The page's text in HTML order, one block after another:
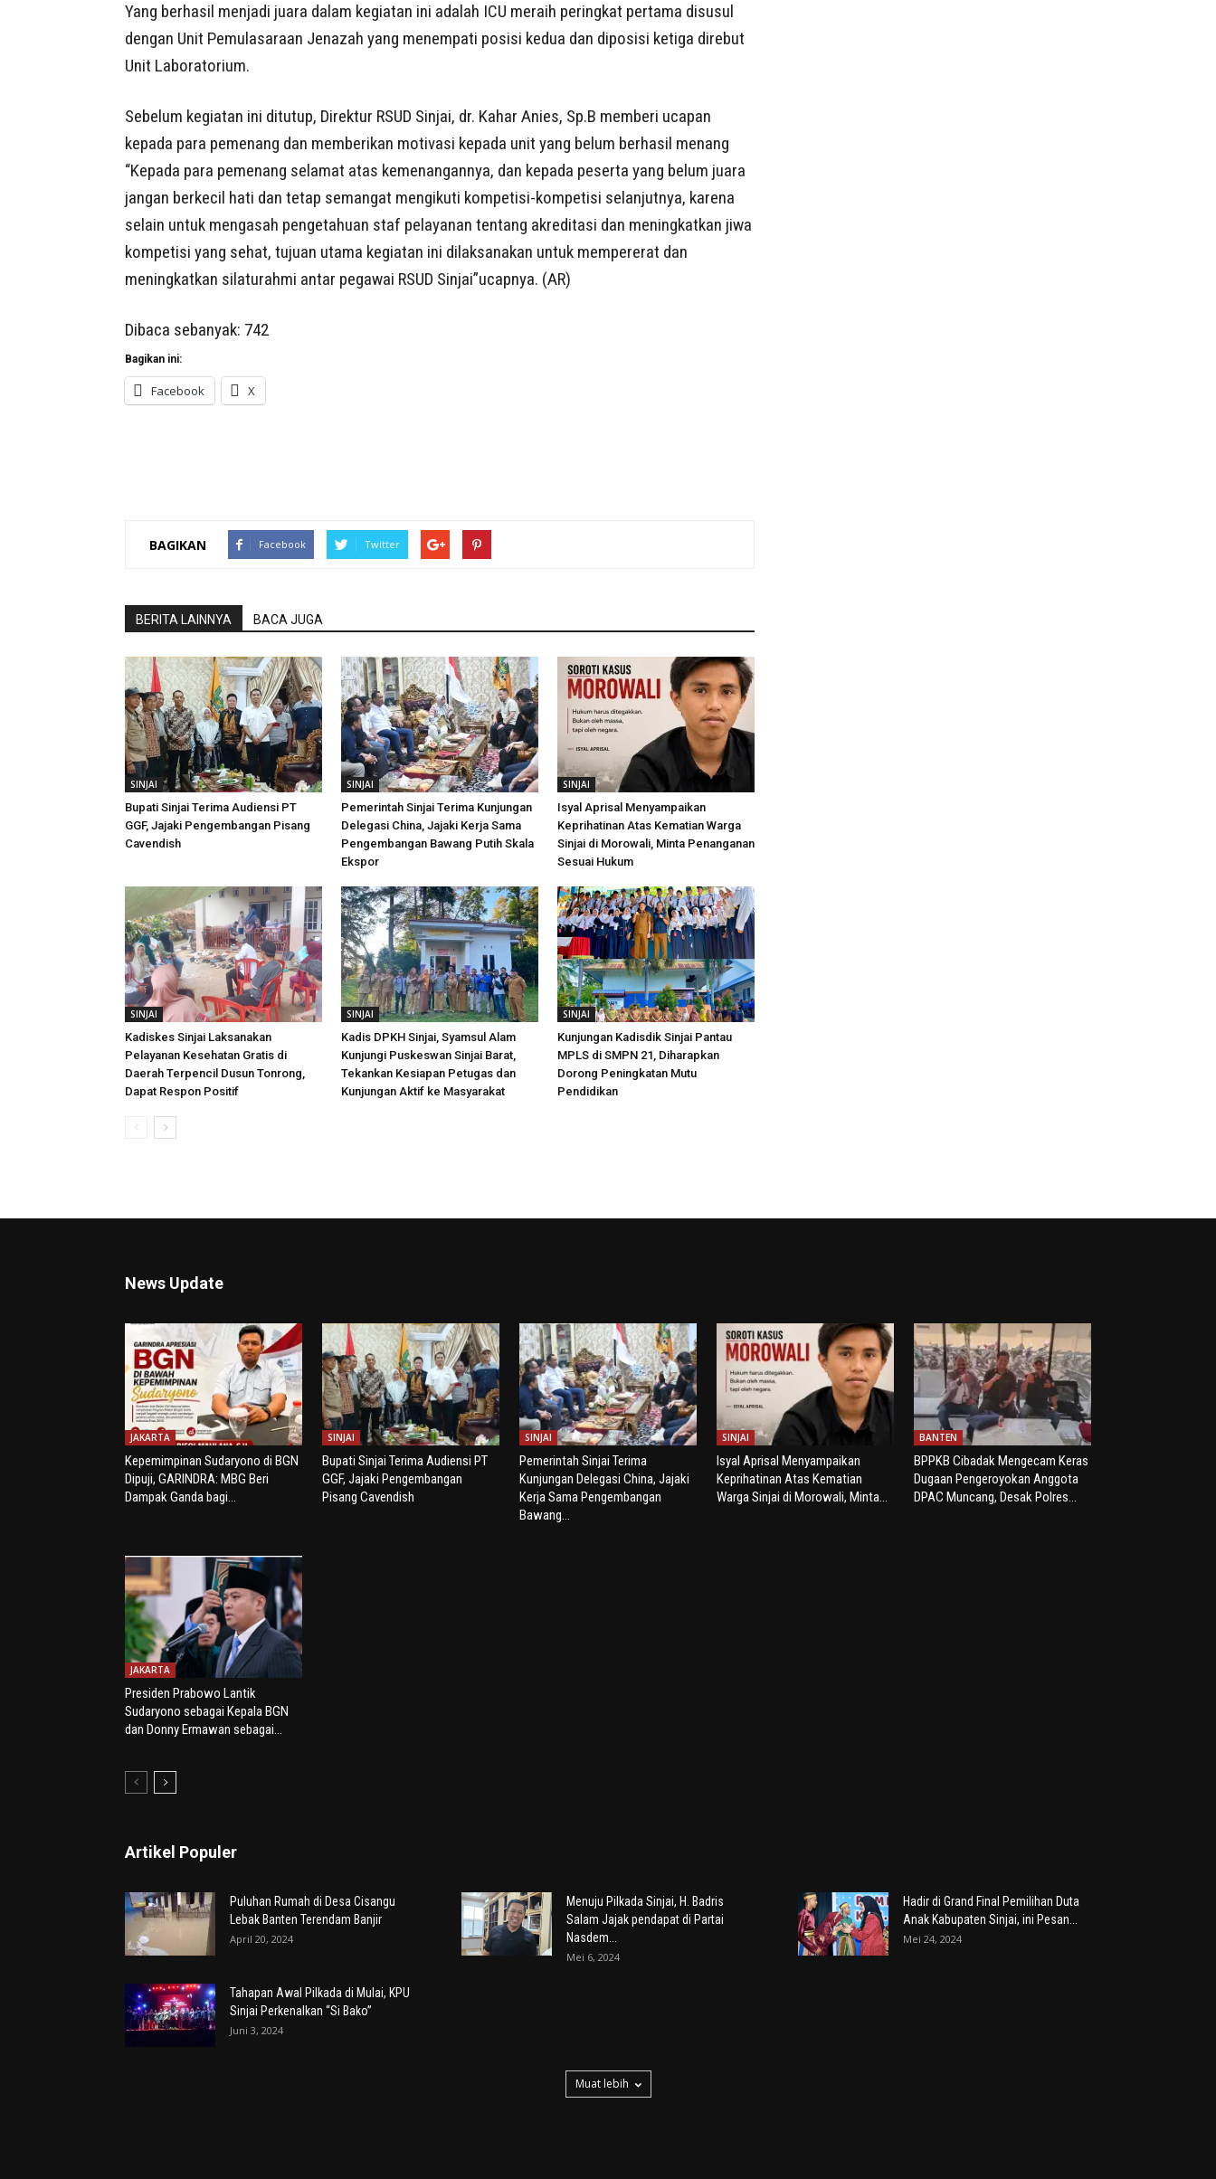
Yang berhasil menjadi juara dalam kegiatan ini adalah ICU meraih peringkat pertama disusul
dengan Unit Pemulasaraan Jenazah yang menempati posisi kedua dan diposisi ketiga direbut
Unit Laboratorium.
Sebelum kegiatan ini ditutup, Direktur RSUD Sinjai, dr. Kahar Anies, Sp.B memberi ucapan
kepada para pemenang dan memberikan motivasi kepada unit yang belum berhasil menang
“Kepada para pemenang selamat atas kemenangannya, dan kepada peserta yang belum juara
jangan berkecil hati dan tetap semangat mengikuti kompetisi-kompetisi selanjutnya, karena
selain untuk mengasah pengetahuan staf pelayanan tentang akreditasi dan meningkatkan jiwa
kompetisi yang sehat, tujuan utama kegiatan ini dilaksanakan untuk mempererat dan
meningkatkan silaturahmi antar pegawai RSUD Sinjai”ucapnya. (AR)
Dibaca sebanyak: 742
Bagikan ini:
Facebook X
BAGIKAN Facebook Twitter
BERITA LAINNYA BACA JUGA
SINJAI
Bupati Sinjai Terima Audiensi PT
GGF, Jajaki Pengembangan Pisang
Cavendish
SINJAI
Pemerintah Sinjai Terima Kunjungan
Delegasi China, Jajaki Kerja Sama
Pengembangan Bawang Putih Skala
Ekspor
SINJAI
Isyal Aprisal Menyampaikan
Keprihatinan Atas Kematian Warga
Sinjai di Morowali, Minta Penanganan
Sesuai Hukum
SINJAI
Kadiskes Sinjai Laksanakan
Pelayanan Kesehatan Gratis di
Daerah Terpencil Dusun Tonrong,
Dapat Respon Positif
SINJAI
Kadis DPKH Sinjai, Syamsul Alam
Kunjungi Puskeswan Sinjai Barat,
Tekankan Kesiapan Petugas dan
Kunjungan Aktif ke Masyarakat
SINJAI
Kunjungan Kadisdik Sinjai Pantau
MPLS di SMPN 21, Diharapkan
Dorong Peningkatan Mutu
Pendidikan
News Update
JAKARTA
Kepemimpinan Sudaryono di BGN
Dipuji, GARINDRA: MBG Beri
Dampak Ganda bagi...
SINJAI
Bupati Sinjai Terima Audiensi PT
GGF, Jajaki Pengembangan
Pisang Cavendish
SINJAI
Pemerintah Sinjai Terima
Kunjungan Delegasi China, Jajaki
Kerja Sama Pengembangan
Bawang...
SINJAI
Isyal Aprisal Menyampaikan
Keprihatinan Atas Kematian
Warga Sinjai di Morowali, Minta...
BANTEN
BPPKB Cibadak Mengecam Keras
Dugaan Pengeroyokan Anggota
DPAC Muncang, Desak Polres...
JAKARTA
Presiden Prabowo Lantik
Sudaryono sebagai Kepala BGN
dan Donny Ermawan sebagai...
Artikel Populer
Puluhan Rumah di Desa Cisangu
Lebak Banten Terendam Banjir
April 20, 2024
Menuju Pilkada Sinjai, H. Badris
Salam Jajak pendapat di Partai
Nasdem...
Mei 6, 2024
Hadir di Grand Final Pemilihan Duta
Anak Kabupaten Sinjai, ini Pesan...
Mei 24, 2024
Tahapan Awal Pilkada di Mulai, KPU
Sinjai Perkenalkan “Si Bako”
Juni 3, 2024
Muat lebih